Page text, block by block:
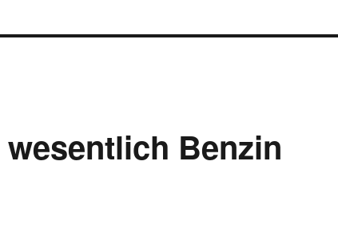
Benzin